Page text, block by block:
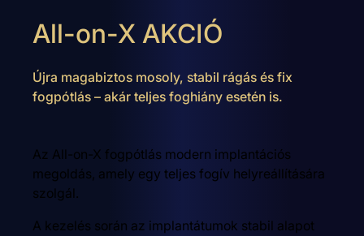
All-on-X AKCIÓ
Újra magabiztos mosoly, stabil rágás és fix
fogpótlás – akár teljes foghiány esetén is.
Az All-on-X fogpótlás modern implantációs
megoldás, amely egy teljes fogív helyreállítására
szolgál.
A kezelés során az implantátumok stabil alapot